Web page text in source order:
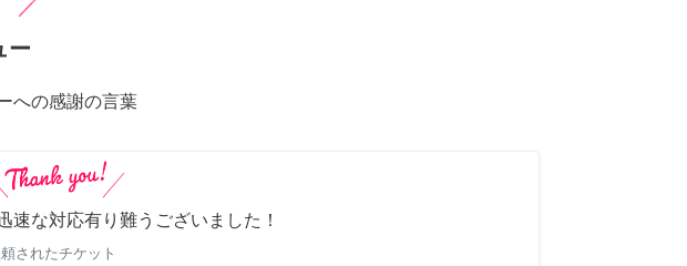
ー
への感謝の言葉
速な対応有り難うございました！
されたチケット